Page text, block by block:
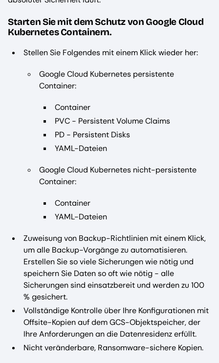
Starten Sie mit dem Schutz von Google Cloud
Kubernetes Containern.
Stellen Sie Folgendes mit einem Klick wieder her:
Google Cloud Kubernetes persistente
Container:
Container
PVC - Persistent Volume Claims
PD - Persistent Disks
YAML-Dateien
Google Cloud Kubernetes nicht-persistente
Container:
Container
YAML-Dateien
Zuweisung von Backup-Richtlinien mit einem Klick,
um alle Backup-Vorgänge zu automatisieren.
Erstellen Sie so viele Sicherungen wie nötig und
speichern Sie Daten so oft wie nötig - alle
Sicherungen sind einsatzbereit und werden zu 100
% gesichert.
Vollständige Kontrolle über Ihre Konfigurationen mit
Offsite-Kopien auf dem GCS-Objektspeicher, der
Ihre Anforderungen an die Datenresidenz erfüllt.
Nicht veränderbare, Ransomware-sichere Kopien.